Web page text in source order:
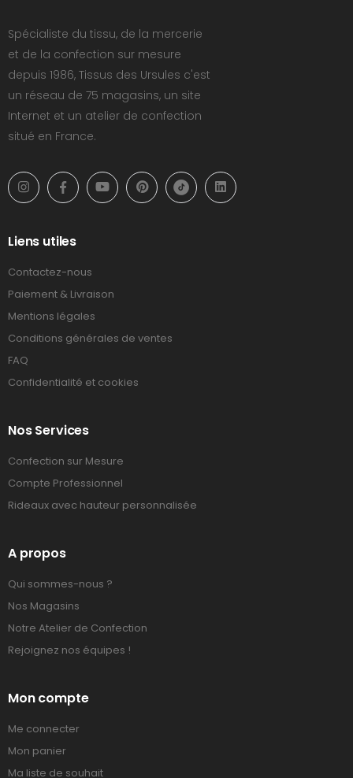
Spécialiste du tissu, de la mercerie
et de la confection sur mesure
depuis 1986, Tissus des Ursules c'est
un réseau de 75 magasins, un site
Internet et un atelier de confection
situé en France.
Liens utiles
Contactez-nous
Paiement & Livraison
Mentions légales
Conditions générales de ventes
FAQ
Confidentialité et cookies
Nos Services
Confection sur Mesure
Compte Professionnel
Rideaux avec hauteur personnalisée
A propos
Qui sommes-nous ?
Nos Magasins
Notre Atelier de Confection
Rejoignez nos équipes !
Mon compte
Me connecter
Mon panier
Ma liste de souhait